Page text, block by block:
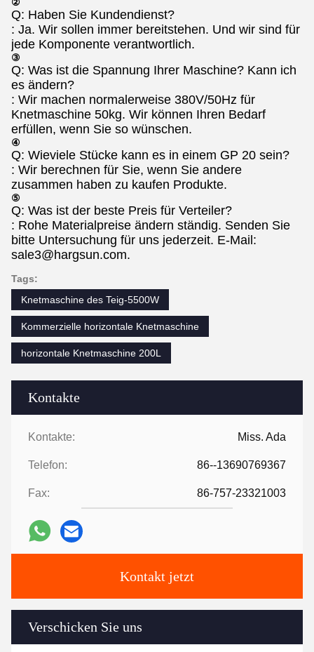
Kontakte
Kontakte: Miss. Ada
Telefon: 86--13690769367
Fax: 86-757-23321003
Kontakt jetzt
Verschicken Sie uns
Q: Haben Sie Kundendienst?
: Ja. Wir sollen immer bereitstehen. Und wir sind für
jede Komponente verantwortlich.
③
Q: Was ist die Spannung Ihrer Maschine? Kann ich
es ändern?
: Wir machen normalerweise 380V/50Hz für
Knetmaschine 50kg. Wir können Ihren Bedarf
erfüllen, wenn Sie so wünschen.
④
Q: Wieviele Stücke kann es in einem GP 20 sein?
: Wir berechnen für Sie, wenn Sie andere
zusammen haben zu kaufen Produkte.
⑤
Q: Was ist der beste Preis für Verteiler?
: Rohe Materialpreise ändern ständig. Senden Sie
bitte Untersuchung für uns jederzeit. E-Mail:
sale3@hargsun.com.
Tags:
Knetmaschine des Teig-5500W
Kommerzielle horizontale Knetmaschine
horizontale Knetmaschine 200L